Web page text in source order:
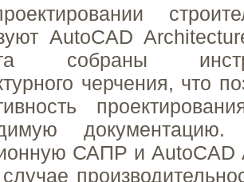
AutoCAD
собраны
черчения, что
САПР и AutoCAD